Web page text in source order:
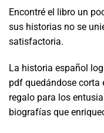
Encontré el libro un
sus historias no se
satisfactoria.
La historia español
pdf quedándose corta
regalo para los
biografías que